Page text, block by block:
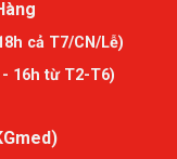
cả T7/CN/Lễ)
- 16h từ T2-T6)